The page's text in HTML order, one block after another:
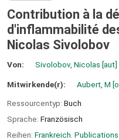
Contribution à la
d'inflammabilité
Nicolas Sivolobov
Von: Sivolobov, Nicolas [aut]
Mitwirkende(r): Aubert, M
Ressourcentyp: Buch
Sprache: Französisch
Reihen: Frankreich.